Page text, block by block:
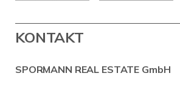
KONTAKT
SPORMANN REAL ESTATE GmbH